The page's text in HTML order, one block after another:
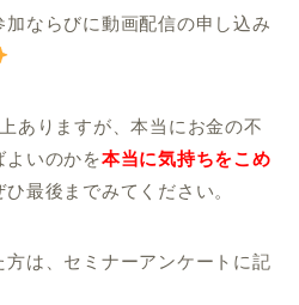
ならびに動画配信の申し込み
ありますが、本当にお金の不
よいのかを本当に気持ちをこめ
最後までみてください。
は、セミナーアンケートに記